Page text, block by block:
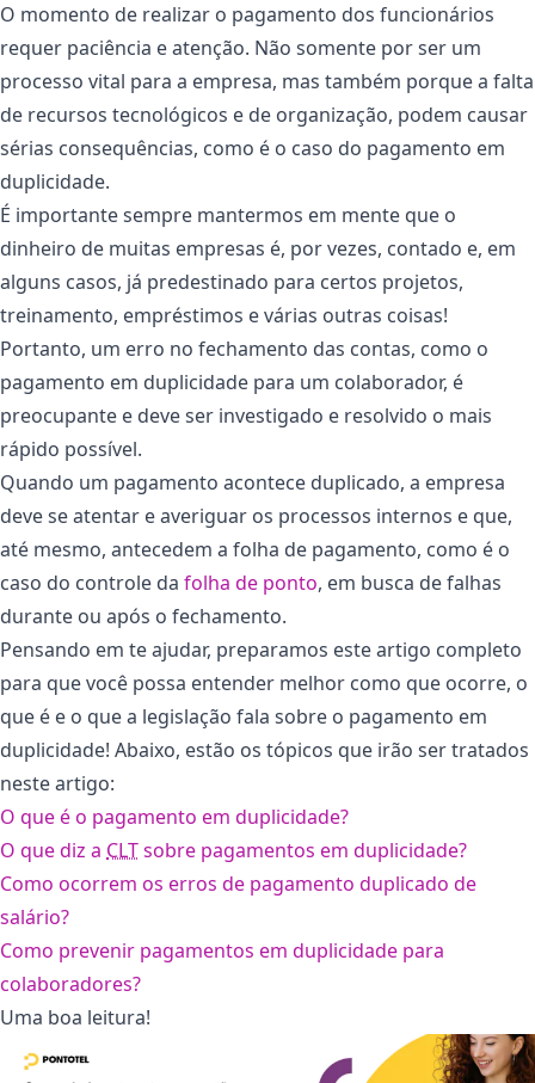
O momento de realizar o pagamento dos funcionários
requer paciência e atenção. Não somente por ser um
processo vital para a empresa, mas também porque a falta
de recursos tecnológicos e de organização, podem causar
sérias consequências, como é o caso do pagamento em
duplicidade.
É importante sempre mantermos em mente que o
dinheiro de muitas empresas é, por vezes, contado e, em
alguns casos, já predestinado para certos projetos,
treinamento, empréstimos e várias outras coisas!
Portanto, um erro no fechamento das contas, como o
pagamento em duplicidade para um colaborador, é
preocupante e deve ser investigado e resolvido o mais
rápido possível.
Quando um pagamento acontece duplicado, a empresa
deve se atentar e averiguar os processos internos e que,
até mesmo, antecedem a folha de pagamento, como é o
caso do controle da folha de ponto, em busca de falhas
durante ou após o fechamento.
Pensando em te ajudar, preparamos este artigo completo
para que você possa entender melhor como que ocorre, o
que é e o que a legislação fala sobre o pagamento em
duplicidade! Abaixo, estão os tópicos que irão ser tratados
neste artigo:
O que é o pagamento em duplicidade?
O que diz a CLTsobre pagamentos em duplicidade?
Como ocorrem os erros de pagamento duplicado de
salário?
Como prevenir pagamentos em duplicidade para
colaboradores?
Uma boa leitura!